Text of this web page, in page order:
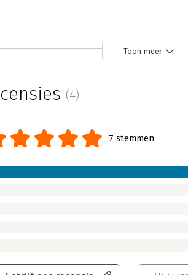
Meekels | 8 januari 2018
in organisaties neemt Henny
de vele smaken en mogelijkheden
organisatie, is dit boek een prima
verder
agile in organisaties doet wat het
Agile frameworks voor projec
Toon meer
(4)
7 stemmen